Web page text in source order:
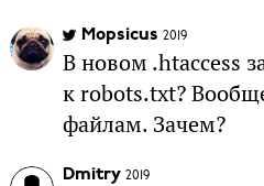
Mopsicus 2019
В новом .htaccess
к robots.txt?
файлам. Зачем?
Dmitry 2019